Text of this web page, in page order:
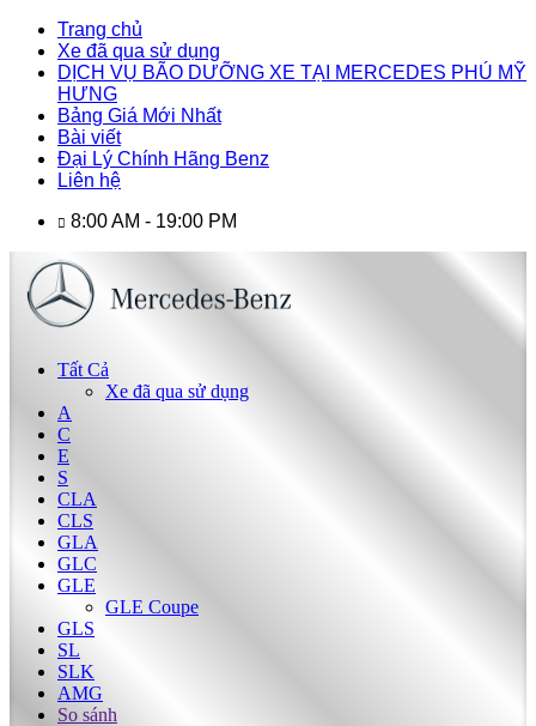
Trang chủ
Xe đã qua sử dụng
DỊCH VỤ BÃO DƯỠNG XE TẠI MERCEDES PHÚ MỸ
HƯNG
Bảng Giá Mới Nhất
Bài viết
Đại Lý Chính Hãng Benz
Liên hệ
8:00 AM - 19:00 PM
Tất Cả
Xe đã qua sử dụng
A
C
E
S
CLA
CLS
GLA
GLC
GLE
GLE Coupe
GLS
SL
SLK
AMG
So sánh